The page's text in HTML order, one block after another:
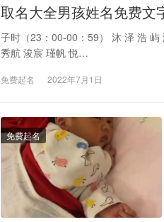
取名大全男孩姓名免费文
子时（23：00-00：59） 沐 泽 浩
秀航 浚宸 瑾帆 悦…
免费起名 2022年7月1日
免费起名